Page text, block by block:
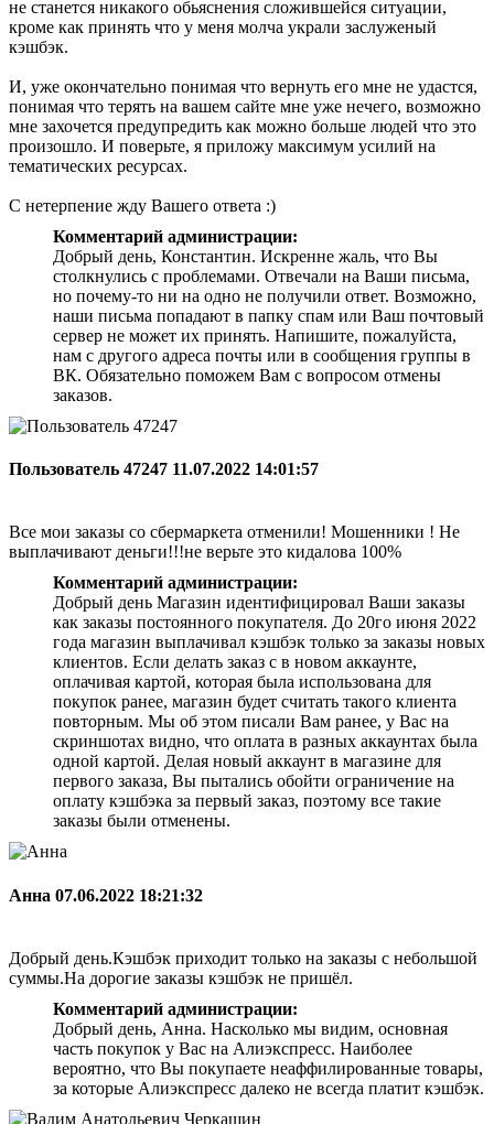
не станется никакого обьяснения сложившейся ситуации,
кроме как принять что у меня молча украли заслуженый
кэшбэк.
И, уже окончательно понимая что вернуть его мне не удастся,
понимая что терять на вашем сайте мне уже нечего, возможно
мне захочется предупредить как можно больше людей что это
произошло. И поверьте, я приложу максимум усилий на
тематических ресурсах.
С нетерпение жду Вашего ответа :)
Комментарий администрации:
Добрый день, Константин. Искренне жаль, что Вы
столкнулись с проблемами. Отвечали на Ваши письма,
но почему-то ни на одно не получили ответ. Возможно,
наши письма попадают в папку спам или Ваш почтовый
сервер не может их принять. Напишите, пожалуйста,
нам с другого адреса почты или в сообщения группы в
ВК. Обязательно поможем Вам с вопросом отмены
заказов.
Пользователь 47247 11.07.2022 14:01:57
Все мои заказы со сбермаркета отменили! Мошенники ! Не
выплачивают деньги!!!не верьте это кидалова 100%
Комментарий администрации:
Добрый день Магазин идентифицировал Ваши заказы
как заказы постоянного покупателя. До 20го июня 2022
года магазин выплачивал кэшбэк только за заказы новых
клиентов. Если делать заказ с в новом аккаунте,
оплачивая картой, которая была использована для
покупок ранее, магазин будет считать такого клиента
повторным. Мы об этом писали Вам ранее, у Вас на
скриншотах видно, что оплата в разных аккаунтах была
одной картой. Делая новый аккаунт в магазине для
первого заказа, Вы пытались обойти ограничение на
оплату кэшбэка за первый заказ, поэтому все такие
заказы были отменены.
Анна 07.06.2022 18:21:32
Добрый день.Кэшбэк приходит только на заказы с небольшой
суммы.На дорогие заказы кэшбэк не пришёл.
Комментарий администрации:
Добрый день, Анна. Насколько мы видим, основная
часть покупок у Вас на Алиэкспресс. Наиболее
вероятно, что Вы покупаете неаффилированные товары,
за которые Алиэкспресс далеко не всегда платит кэшбэк.